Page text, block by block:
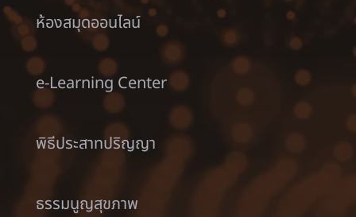
ห้องสมุดออนไลน์
e-Learning Center
พิธีประสาทปริญญา
ธรรมนูญสุขภาพ